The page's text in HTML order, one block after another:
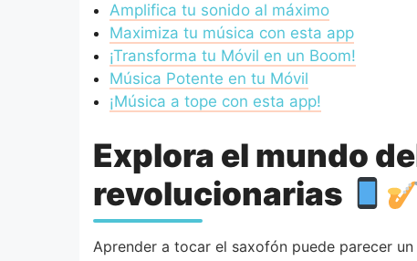
Amplifica tu sonido al máximo
Maximiza tu música con esta app
¡Transforma tu Móvil en un Boom!
Música Potente en tu Móvil
¡Música a tope con esta app!
Explora el mundo
revolucionarias
Aprender a tocar el saxofón puede parecer